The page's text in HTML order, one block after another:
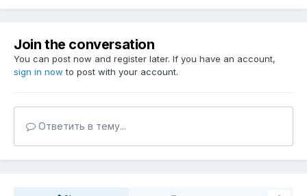
Join the conversation
You can post now and register later. If you have an account,
sign in now to post with your account.
Ответить в тему...